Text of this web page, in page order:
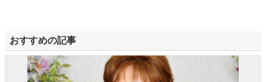
おすすめの記事